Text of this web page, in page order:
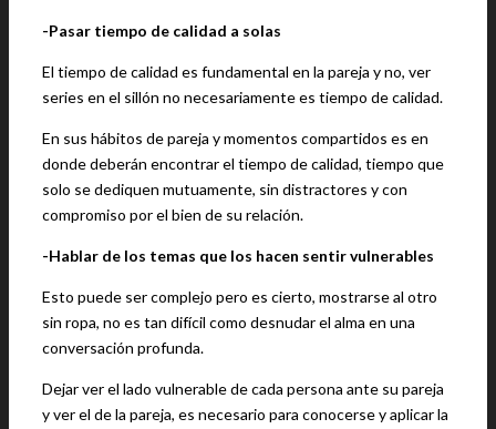
-Pasar tiempo de calidad a solas
El tiempo de calidad es fundamental en la pareja y no, ver
series en el sillón no necesariamente es tiempo de calidad.
En sus hábitos de pareja y momentos compartidos es en
donde deberán encontrar el tiempo de calidad, tiempo que
solo se dediquen mutuamente, sin distractores y con
compromiso por el bien de su relación.
-Hablar de los temas que los hacen sentir vulnerables
Esto puede ser complejo pero es cierto, mostrarse al otro
sin ropa, no es tan difícil como desnudar el alma en una
conversación profunda.
Dejar ver el lado vulnerable de cada persona ante su pareja
y ver el de la pareja, es necesario para conocerse y aplicar la